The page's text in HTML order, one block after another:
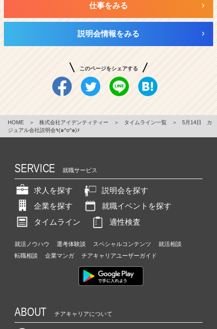
仕事をみる
説明会情報をみる
このページをシェアする
HOME ＞ 株式会社アイデンティティー ＞ タイムライン一覧 ＞
5月14日 カ
ジュアル会社説明会٩(๑^o^๑)۶
SERVICE 就職サービス
求人を探す
説明会を探す
企業を探す
就職イベントを探す
タイムライン
適性検査
就活ノウハウ 選考体験談 スペシャルコンテンツ
就活相談
転職相談
企業マンガ チアキャリアユーザーガイド
ABOUT チアキャリアについて